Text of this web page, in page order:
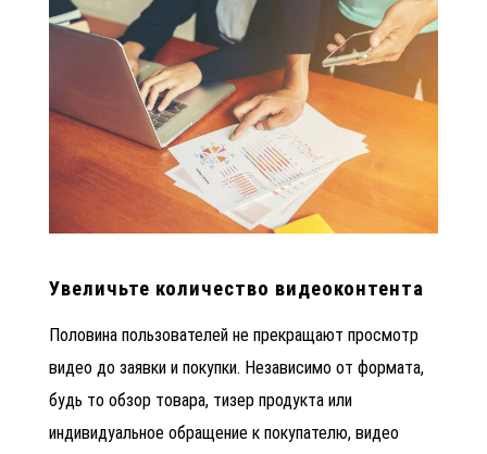
Увеличьте количество видеоконтента
Половина пользователей не прекращают просмотр
видео до заявки и покупки. Независимо от формата,
будь то обзор товара, тизер продукта или
индивидуальное обращение к покупателю, видео